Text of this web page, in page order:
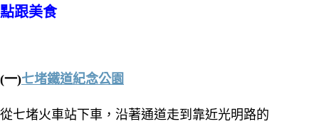
點跟美食
(一)七堵鐵道紀念公園
從七堵火車站下車，沿著通道走到靠近光明路的